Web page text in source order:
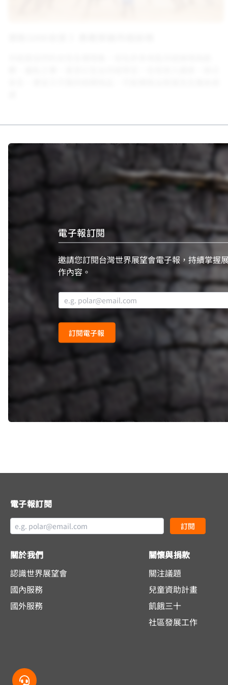
電子報訂閱
邀請您訂閱台灣世界展望會電子報，持續掌握
作內容。
訂閱電子報
電子報訂閱
訂閱
關於我們
認識世界展望會
國內服務
國外服務
關懷與捐款
關注議題
兒童資助計畫
飢餓三十
社區發展工作